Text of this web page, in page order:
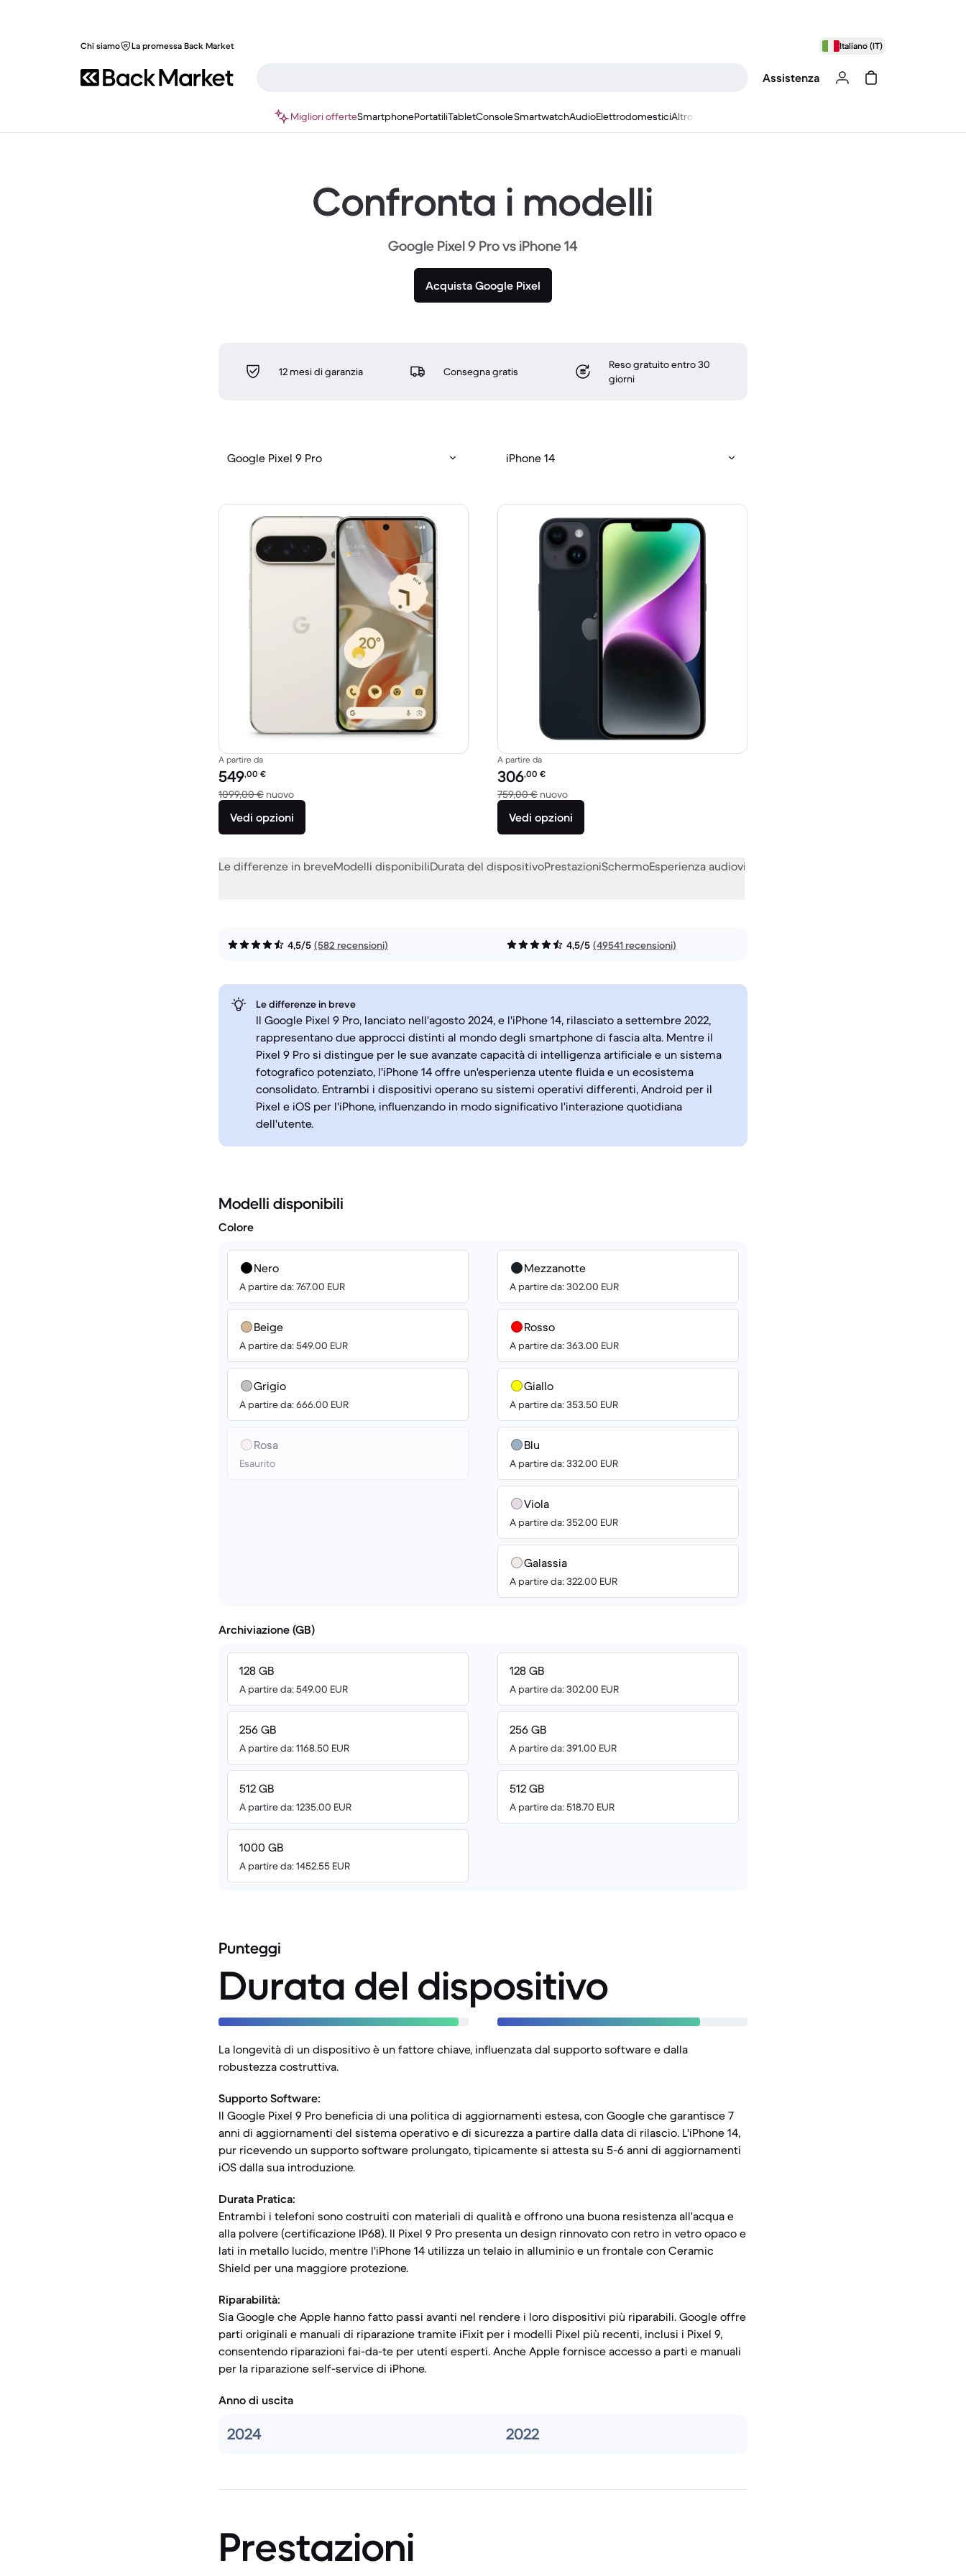
Chi siamo La promessa Back Market Italiano (IT)
Assistenza
Migliori offerteSmartphonePortatiliTabletConsoleSmartwatchAudioElettrodomesticiAltro
Confronta i modelli
Google Pixel 9 Pro vs iPhone 14
Acquista Google Pixel
12 mesi di garanzia Consegna gratis
Reso gratuito entro 30
giorni
Google Pixel 9 Pro iPhone 14
A partire da
Prezzo del ricondizionato:
549,00 €
1099,00 € nuovoRispetto a 1099,00 € del nuovo
Vedi opzioni
A partire da
Prezzo del ricondizionato:
306,00 €
759,00 € nuovoRispetto a 759,00 € del nuovo
Vedi opzioni
Le differenze in breveModelli disponibiliDurata del dispositivoPrestazioniSchermoEsperienza audiovisiva
4,5/5 (582 recensioni) 4,5/5 (49541 recensioni)
Le differenze in breve
Il Google Pixel 9 Pro, lanciato nell'agosto 2024, e l'iPhone 14, rilasciato a settembre 2022,
rappresentano due approcci distinti al mondo degli smartphone di fascia alta. Mentre il
Pixel 9 Pro si distingue per le sue avanzate capacità di intelligenza artificiale e un sistema
fotografico potenziato, l'iPhone 14 offre un'esperienza utente fluida e un ecosistema
consolidato. Entrambi i dispositivi operano su sistemi operativi differenti, Android per il
Pixel e iOS per l'iPhone, influenzando in modo significativo l'interazione quotidiana
dell'utente.
Modelli disponibili
Colore
Nero
A partire da: 767.00 EUR
Beige
A partire da: 549.00 EUR
Grigio
A partire da: 666.00 EUR
Rosa
Esaurito
Mezzanotte
A partire da: 302.00 EUR
Rosso
A partire da: 363.00 EUR
Giallo
A partire da: 353.50 EUR
Blu
A partire da: 332.00 EUR
Viola
A partire da: 352.00 EUR
Galassia
A partire da: 322.00 EUR
Archiviazione (GB)
128 GB
A partire da: 549.00 EUR
256 GB
A partire da: 1168.50 EUR
512 GB
A partire da: 1235.00 EUR
1000 GB
A partire da: 1452.55 EUR
128 GB
A partire da: 302.00 EUR
256 GB
A partire da: 391.00 EUR
512 GB
A partire da: 518.70 EUR
Punteggi
Durata del dispositivo
La longevità di un dispositivo è un fattore chiave, influenzata dal supporto software e dalla
robustezza costruttiva.
Supporto Software:
Il Google Pixel 9 Pro beneficia di una politica di aggiornamenti estesa, con Google che garantisce 7
anni di aggiornamenti del sistema operativo e di sicurezza a partire dalla data di rilascio. L'iPhone 14,
pur ricevendo un supporto software prolungato, tipicamente si attesta su 5-6 anni di aggiornamenti
iOS dalla sua introduzione.
Durata Pratica:
Entrambi i telefoni sono costruiti con materiali di qualità e offrono una buona resistenza all'acqua e
alla polvere (certificazione IP68). Il Pixel 9 Pro presenta un design rinnovato con retro in vetro opaco e
lati in metallo lucido, mentre l'iPhone 14 utilizza un telaio in alluminio e un frontale con Ceramic
Shield per una maggiore protezione.
Riparabilità:
Sia Google che Apple hanno fatto passi avanti nel rendere i loro dispositivi più riparabili. Google offre
parti originali e manuali di riparazione tramite iFixit per i modelli Pixel più recenti, inclusi i Pixel 9,
consentendo riparazioni fai-da-te per utenti esperti. Anche Apple fornisce accesso a parti e manuali
per la riparazione self-service di iPhone.
Anno di uscita
2024 2022
Prestazioni